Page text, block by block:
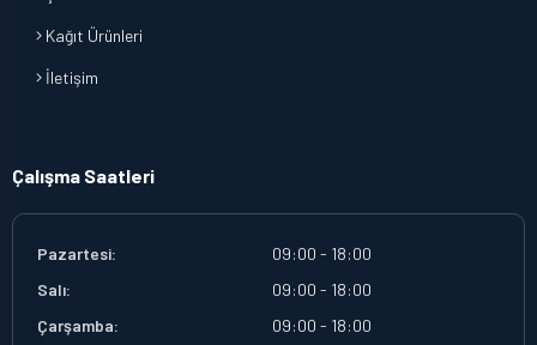
Kağıt Ürünleri
İletişim
Çalışma Saatleri
Pazartesi:
09:00 - 18:00
Salı:
09:00 - 18:00
Çarşamba:
09:00 - 18:00